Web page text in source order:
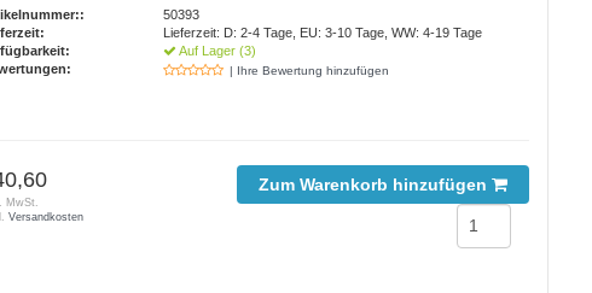
50393
Lieferzeit: D: 2-4 Tage, EU: 3-10 Tage, WW: 4-19 Tage
Auf Lager (3)
| Ihre Bewertung hinzufügen
MwSt.
Versandkosten
Zum Warenkorb hinzufügen